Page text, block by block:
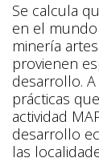
Se calcula
en el
minería
provienen
desarrollo.
prácticas
actividad
desarrollo
las